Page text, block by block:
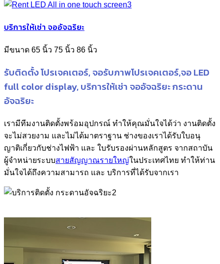
บริการให้เช่า จออัจฉริยะ
มีขนาด 65 นิ้ว 75 นิ้ว 86 นิ้ว
รับติดตั้ง โปรเจคเตอร์, จอรับภาพโปรเจคเตอร์,จอ LED
full color display, บริการให้เช่า จออัจฉริยะ กระดาน
อัจฉริยะ
เรามีทีมงานติดตั้งพร้อมอุปกรณ์ ทำให้คุณมั่นใจได้ว่า งานติดตั้ง
จะไม่สวยงาม และไม่ได้มาตราฐาน ช่างของเราได้รับใบอนุ
ญาติเกี่ยวกับช่างไฟฟ้า และ ใบรับรองผ่านหลักสูตร จากสถาบัน
ผู้จำหน่ายระบบสายสัญญาณรายใหญ่ในประเทศไทย ทำให้ท่าน
มั่นใจได้ถึงความสามารถ และ บริการที่ได้รับจากเรา